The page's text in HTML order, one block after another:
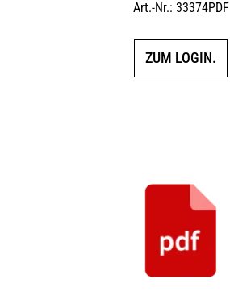
Art.-Nr.: 33374PDF
ZUM LOGIN.